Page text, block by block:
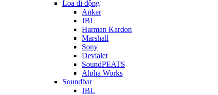
Loa di động
Anker
JBL
Harman Kardon
Marshall
Sony
Devialet
SoundPEATS
Alpha Works
Soundbar
JBL